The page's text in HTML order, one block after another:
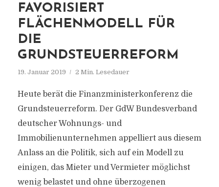
FAVORISIERT
FLÄCHENMODELL FÜR
DIE
GRUNDSTEUERREFORM
19. Januar 2019 2 Min. Lesedauer
Heute berät die Finanzministerkonferenz die
Grundsteuerreform. Der GdW Bundesverband
deutscher Wohnungs- und
Immobilienunternehmen appelliert aus diesem
Anlass an die Politik, sich auf ein Modell zu
einigen, das Mieter und Vermieter möglichst
wenig belastet und ohne überzogenen